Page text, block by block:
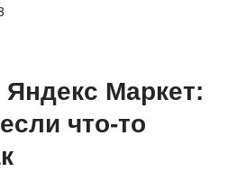
Яндекс Маркет:
что-то